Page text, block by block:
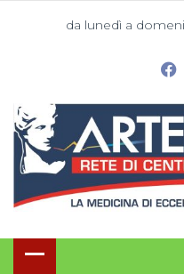
da lunedì a